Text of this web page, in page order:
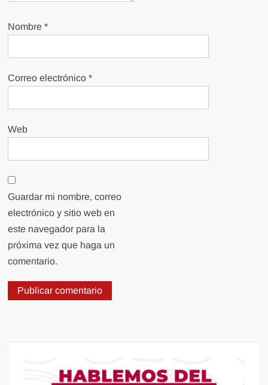
Nombre*
Correo electrónico*
Web
Guardar mi nombre, correo
electrónico y sitio web en
este navegador para la
próxima vez que haga un
comentario.